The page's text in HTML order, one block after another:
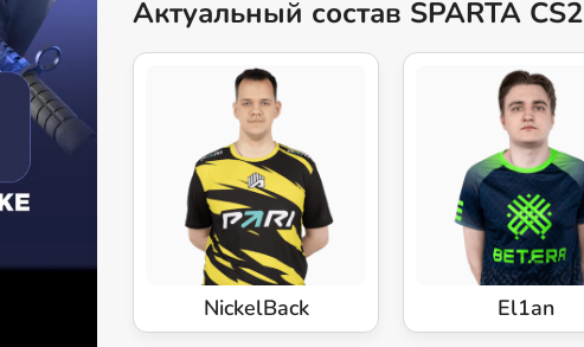
Актуальный состав SPARTA CS2
NickelBack El1an